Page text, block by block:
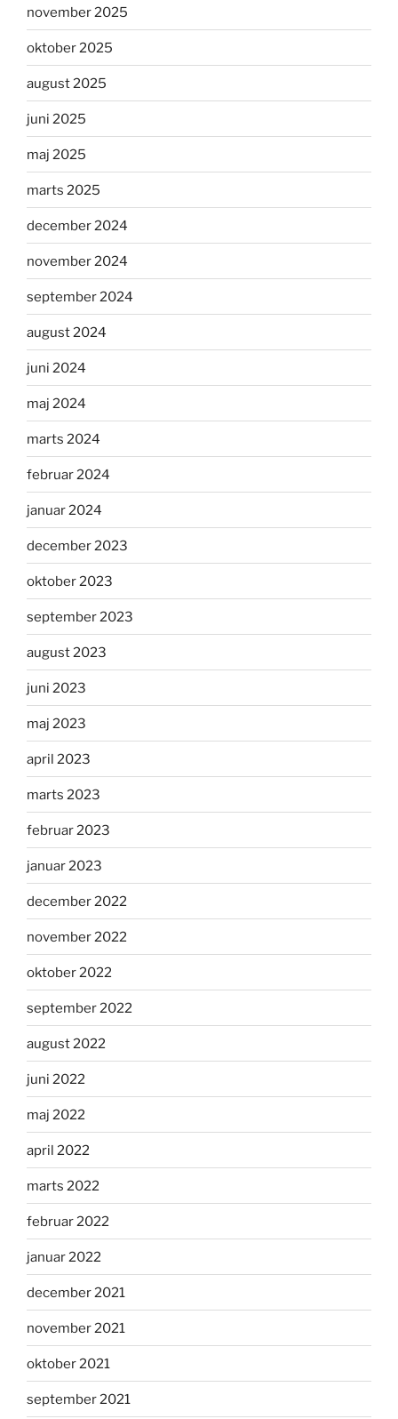
november 2025
oktober 2025
august 2025
juni 2025
maj 2025
marts 2025
december 2024
november 2024
september 2024
august 2024
juni 2024
maj 2024
marts 2024
februar 2024
januar 2024
december 2023
oktober 2023
september 2023
august 2023
juni 2023
maj 2023
april 2023
marts 2023
februar 2023
januar 2023
december 2022
november 2022
oktober 2022
september 2022
august 2022
juni 2022
maj 2022
april 2022
marts 2022
februar 2022
januar 2022
december 2021
november 2021
oktober 2021
september 2021